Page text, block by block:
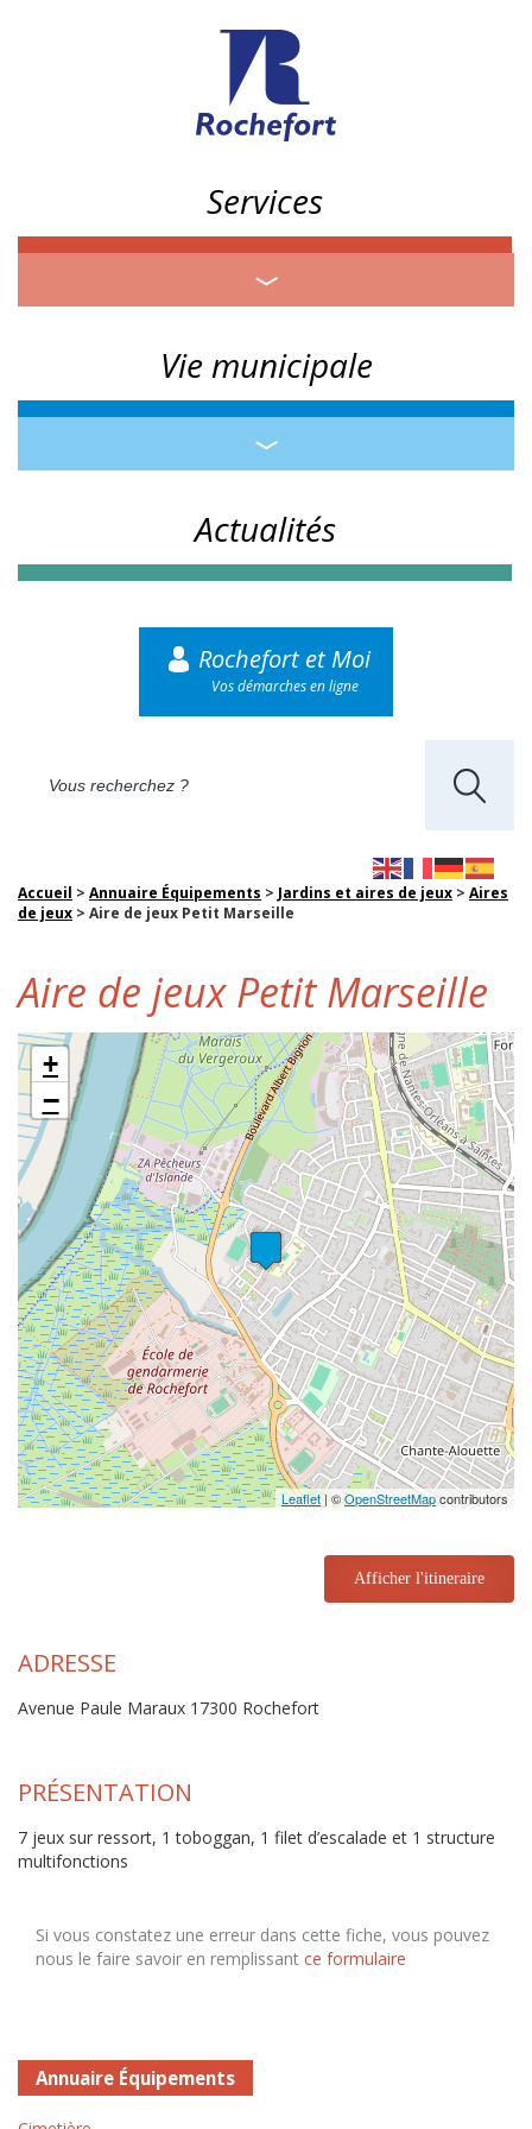
Services
Vie municipale
Actualités
Rochefort et Moi
Vos démarches en ligne
Accueil > Annuaire Équipements > Jardins et aires de jeux > Aires
de jeux > Aire de jeux Petit Marseille
Aire de jeux Petit Marseille
+
−
Leaflet| ©OpenStreetMapcontributors
Afficher l'itineraire
ADRESSE
Avenue Paule Maraux 17300 Rochefort
PRÉSENTATION
7 jeux sur ressort, 1 toboggan, 1 filet d’escalade et 1 structure
multifonctions
Si vous constatez une erreur dans cette fiche, vous pouvez
nous le faire savoir en remplissant ce formulaire
Annuaire Équipements